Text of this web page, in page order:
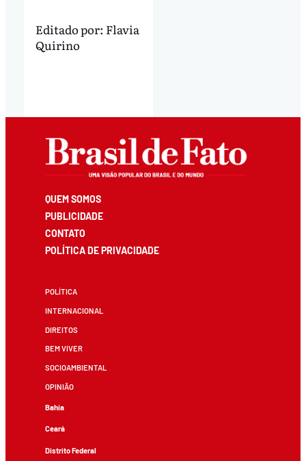
Editado por: Flavia
Quirino
QUEM SOMOS
PUBLICIDADE
CONTATO
POLÍTICA DE PRIVACIDADE
POLÍTICA
INTERNACIONAL
DIREITOS
BEM VIVER
SOCIOAMBIENTAL
OPINIÃO
Bahia
Ceará
Distrito Federal